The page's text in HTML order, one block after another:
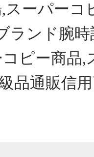
スーパー
ランド腕
ピー商品
品通販信